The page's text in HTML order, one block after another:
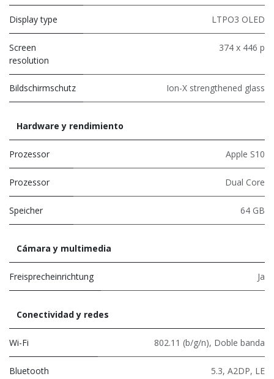
Display type LTPO3 OLED
Screen
resolution
374 x 446 p
Bildschirmschutz Ion-X strengthened glass
Hardware y rendimiento
Prozessor Apple S10
Prozessor Dual Core
Speicher 64 GB
Cámara y multimedia
Freisprecheinrichtung Ja
Conectividad y redes
Wi-Fi 802.11 (b/g/n), Doble banda
Bluetooth 5.3, A2DP, LE